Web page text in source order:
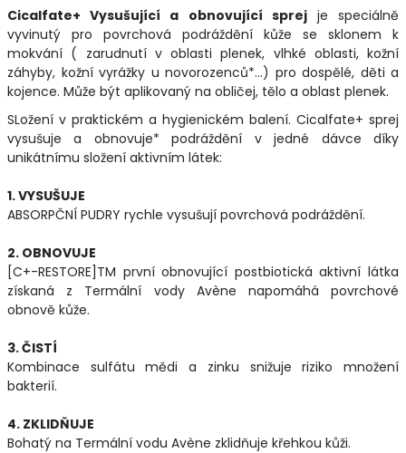
Cicalfate+ Vysušující a obnovující sprejje speciálně
vyvinutý pro povrchová podráždění kůže se sklonem k
mokvání ( zarudnutí v oblasti plenek, vlhké oblasti, kožní
záhyby, kožní vyrážky u novorozenců*...) pro dospělé, děti a
kojence. Může být aplikovaný na obličej, tělo a oblast plenek.
SLožení v praktickém a hygienickém balení. Cicalfate+ sprej
vysušuje a obnovuje* podráždění v jedné dávce díky
unikátnímu složení aktivním látek:
1. VYSUŠUJE
ABSORPČNÍ PUDRY rychle vysušují povrchová podráždění.
2. OBNOVUJE
[C+-RESTORE]TM první obnovující postbiotická aktivní látka
získaná z Termální vody Avène napomáhá povrchové
obnově kůže.
3. ČISTÍ
Kombinace sulfátu mědi a zinku snižuje riziko množení
bakterií.
4. ZKLIDŇUJE
Bohatý na Termální vodu Avène zklidňuje křehkou kůži.